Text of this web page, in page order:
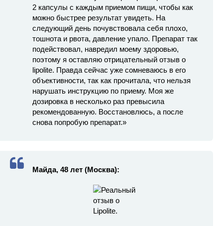
2 капсулы с каждым приемом пищи, чтобы как
можно быстрее результат увидеть. На
следующий день почувствовала себя плохо,
тошнота и рвота, давление упало. Препарат так
подействовал, навредил моему здоровью,
поэтому я оставляю отрицательный отзыв о
lipolite. Правда сейчас уже сомневаюсь в его
объективности, так как прочитала, что нельзя
нарушать инструкцию по приему. Моя же
дозировка в несколько раз превысила
рекомендованную. Восстановлюсь, а после
снова попробую препарат.»
Майда, 48 лет (Москва):